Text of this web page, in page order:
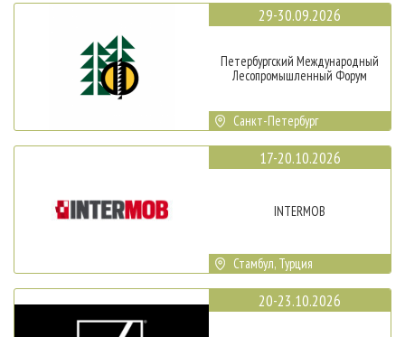
29-30.09.2026
Петербургский Международный
Лесопромышленный Форум
Санкт-Петербург
17-20.10.2026
INTERMOB
Стамбул, Турция
20-23.10.2026